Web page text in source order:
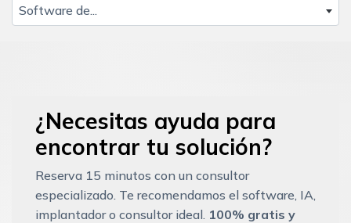
Software de...
¿Necesitas ayuda para
encontrar tu solución?
Reserva 15 minutos con un consultor
especializado. Te recomendamos el software, IA,
implantador o consultor ideal. 100% gratis y